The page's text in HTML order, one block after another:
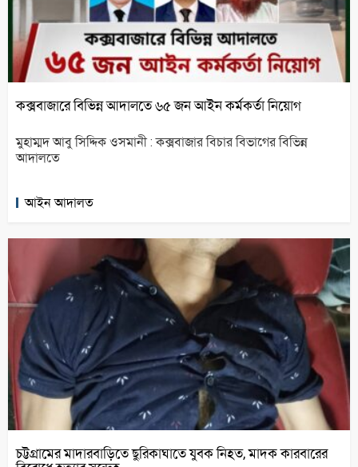
কক্সবাজারে বিভিন্ন আদালতে ৬৫ জন আইন কর্মকর্তা নিয়োগ
মুহাম্মদ আবু সিদ্দিক ওসমানী : কক্সবাজার বিচার বিভাগের বিভিন্ন
আদালতে
আইন আদালত
চট্টগ্রামের মাদারবাড়িতে ছুরিকাঘাতে যুবক নিহত, মাদক কারবারের